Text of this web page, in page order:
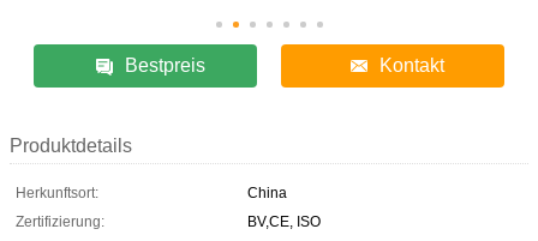
Bestpreis Kontakt
Produktdetails
Herkunftsort:
China
Zertifizierung:
BV,CE, ISO